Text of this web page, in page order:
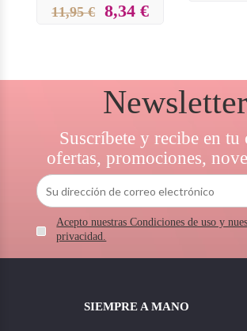
11,95 € 8,34 €
Newsletter
Suscríbete y recibe en tu
ofertas, promociones,
Acepto nuestras Condiciones de uso y
privacidad.
SIEMPRE A MANO